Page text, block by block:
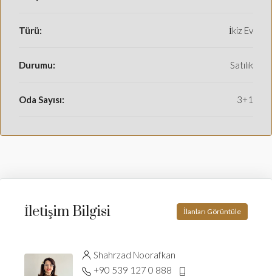
Türü: İkiz Ev
Durumu: Satılık
Oda Sayısı: 3+1
İletişim Bilgisi İlanları Görüntüle
Shahrzad Noorafkan
+90 539 127 0 888